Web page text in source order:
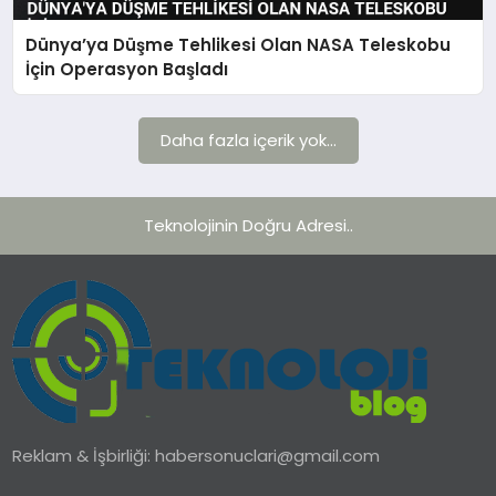
TEKNOLOJI
Dünya’ya Düşme Tehlikesi Olan NASA Teleskobu
İçin Operasyon Başladı
Daha fazla içerik yok...
Teknolojinin Doğru Adresi..
Reklam & İşbirliği:habersonuclari@gmail.com